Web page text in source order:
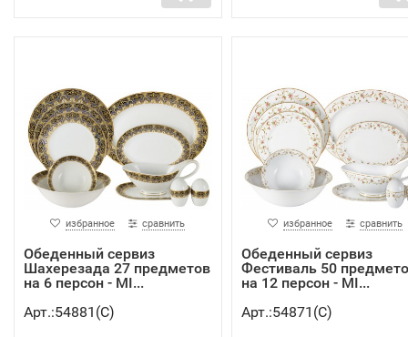
избранное сравнить
Обеденный сервиз
Шахерезада 27 предметов
на 6 персон - MI...
Арт.:54881(C)
избранное сравнить
Обеденный сервиз
Фестиваль 50
на 12 персон - MI...
Арт.:54871(C)